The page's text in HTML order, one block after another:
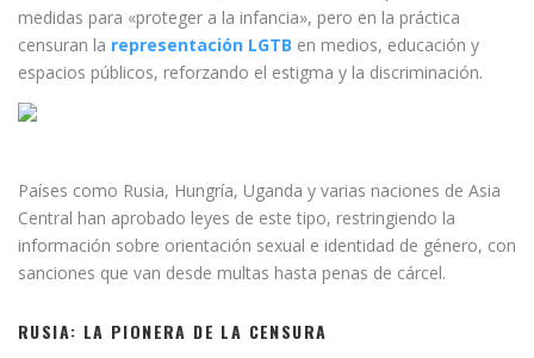
medidas para «proteger a la infancia», pero en la práctica
censuran la representación LGTB en medios, educación y
espacios públicos, reforzando el estigma y la discriminación.
Países como Rusia, Hungría, Uganda y varias naciones de Asia
Central han aprobado leyes de este tipo, restringiendo la
información sobre orientación sexual e identidad de género, con
sanciones que van desde multas hasta penas de cárcel.
RUSIA: LA PIONERA DE LA CENSURA